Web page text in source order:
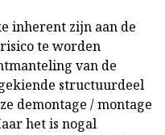
inherent zijn aan de
te worden
van de
structuurdeel
demontage / montage
het is nogal